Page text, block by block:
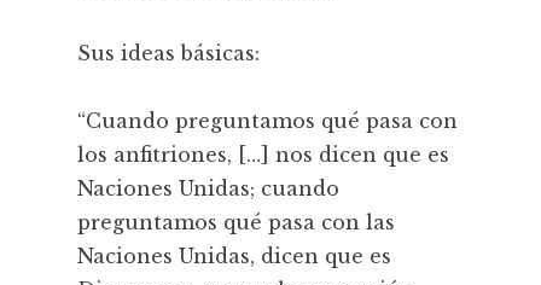
Sus ideas básicas:
“Cuando preguntamos qué pasa con
los anfitriones, […] nos dicen que es
Naciones Unidas; cuando
preguntamos qué pasa con las
Naciones Unidas, dicen que es